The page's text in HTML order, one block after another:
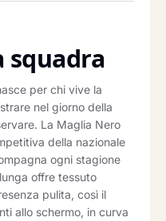
squadra
per chi vive la
nel giorno della
La Maglia Nero
della nazionale
ogni stagione
offre tessuto
pulita, così il
allo schermo, in curva